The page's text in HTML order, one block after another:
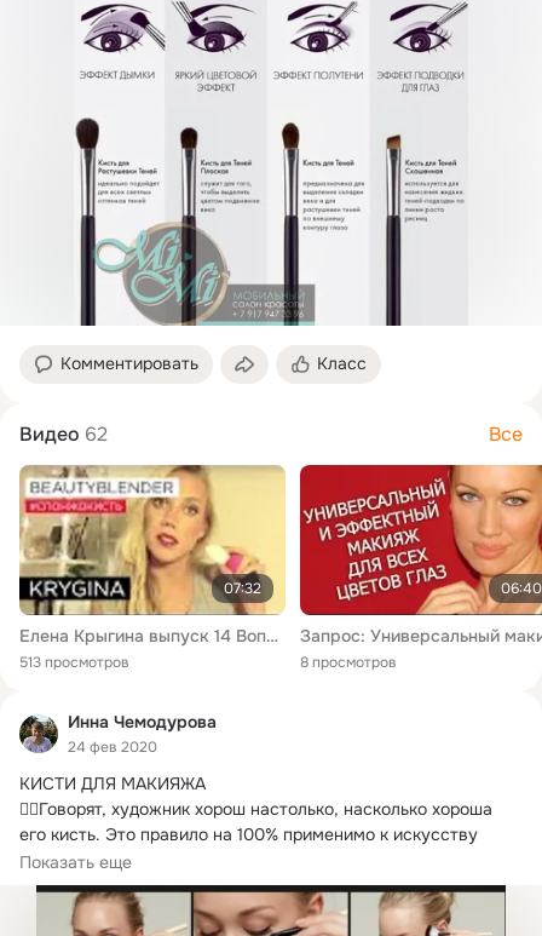
Комментировать Класс
Видео 62 Все
07:32
Елена Крыгина выпуск 14 Вопрос-ответ "Beautyblender и кисть для коррекции"#спонжокисть
513 просмотров
06:40
8 просмотров
Инна Чемодурова
24 фев 2020
КИСТИ ДЛЯ МАКИЯЖА
👉🏻Говорят, художник хорош настолько, насколько хороша
его кисть. Это правило на 100% применимо к искусству
макияжа.
Показать еще